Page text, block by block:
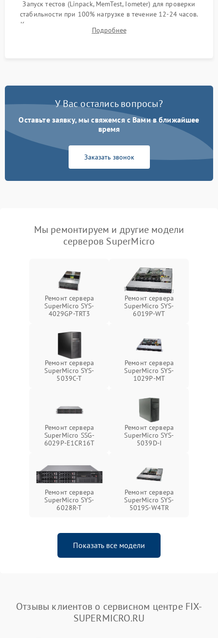
Запуск тестов (Linpack, MemTest, Iometer) для проверки
стабильности при 100% нагрузке в течение 12-24 часов.
Контроль температурных режимов, проверка отсутствия
троттлинга и подготовка сервера к выдаче.
Подробнее
У Вас остались вопросы?
Оставьте заявку, мы свяжемся с Вами в ближайшее
время
Заказать звонок
Мы ремонтируем и другие модели
серверов SuperMicro
Ремонт сервера
SuperMicro SYS-
4029GP-TRT3
Ремонт сервера
SuperMicro SYS-
6019P-WT
Ремонт сервера
SuperMicro SYS-
5039C-T
Ремонт сервера
SuperMicro SYS-
1029P-MT
Ремонт сервера
SuperMicro SSG-
6029P-E1CR16T
Ремонт сервера
SuperMicro SYS-
5039D-I
Ремонт сервера
SuperMicro SYS-
6028R-T
Ремонт сервера
SuperMicro SYS-
5019S-W4TR
Показать все модели
Отзывы клиентов о сервисном центре FIX-
SUPERMICRO.RU